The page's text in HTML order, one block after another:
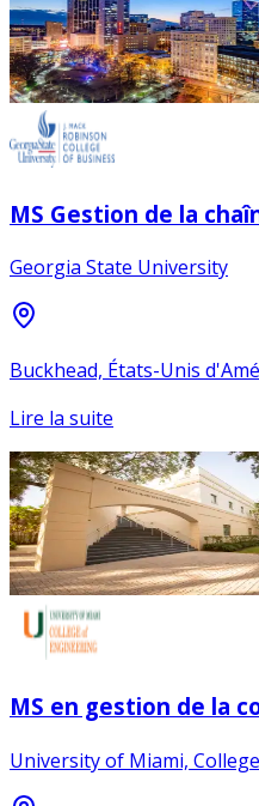
MS Gestion de la
Georgia State University
Buckhead, États-Unis
Lire la suite
MS en gestion de la
University of Miami,